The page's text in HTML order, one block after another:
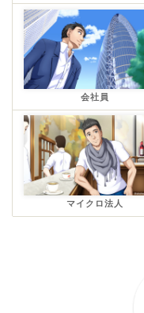
会社員
マイクロ法人